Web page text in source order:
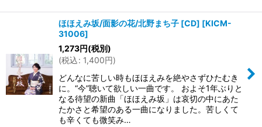
ほほえみ坂/面影の花/北野まち子 [CD] [KICM-
31006]
1,273円(税別)
(税込: 1,400円)
どんなに苦しい時もほほえみを絶やさずひたむき
に。“今”聴いて欲しい一曲です。 およそ1年ぶりと
なる待望の新曲「ほほえみ坂」は哀切の中にあた
たかさと希望のある一曲になりました。苦しくて
も辛くても微笑み…